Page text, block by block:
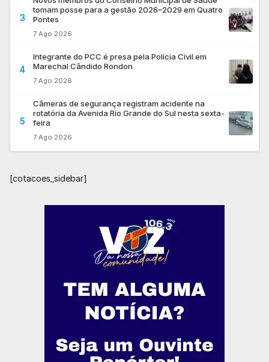
3
tomam posse para a gestão 2026–2029 em Quatro
Pontes
7 Ago 2026
4
Integrante do PCC é presa pela Polícia Civil em
Marechal Cândido Rondon
7 Ago 2026
5
Câmeras de segurança registram acidente na
rotatória da Avenida Rio Grande do Sul nesta sexta-
feira
7 Ago 2026
[cotacoes_sidebar]